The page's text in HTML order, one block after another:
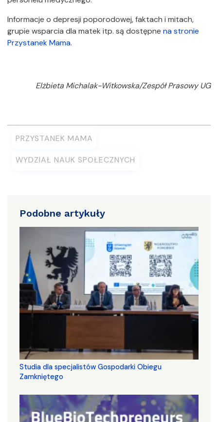
Informacje o depresji poporodowej, faktach i mitach,
grupie wsparcia dla matek itp. są dostępne na stronie
Przystanek Mama.
Elżbieta Michalak-Witkowska/Zespół Prasowy UG
PRZYSTANEK MAMA
WYDZIAŁ NAUK SPOŁECZNYCH
Podobne artykuły
Studia dla specjalistów Gospodarki Obiegu
Zamkniętego